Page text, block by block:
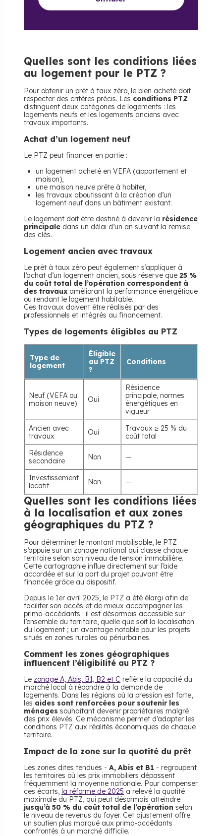
Quelles sont les conditions liées
au logement pour le PTZ ?
Pour obtenir un prêt à taux zéro, le bien acheté doit
respecter des critères précis. Les conditions PTZ
distinguent deux catégories de logements : les
logements neufs et les logements anciens avec
travaux importants.
Achat d’un logement neuf
Le PTZ peut financer en partie :
un logement acheté en VEFA (appartement et
maison),
une maison neuve prête à habiter,
les travaux aboutissant à la création d’un
logement neuf dans un bâtiment existant.
Le logement doit être destiné à devenir la résidence
principale dans un délai d’un an suivant la remise
des clés.
Logement ancien avec travaux
Le prêt à taux zéro peut également s’appliquer à
l’achat d’un logement ancien, sous réserve que 25 %
du coût total de l’opération correspondent à
des travaux améliorant la performance énergétique
ou rendant le logement habitable.
Ces travaux doivent être réalisés par des
professionnels et intégrés au financement.
Types de logements éligibles au PTZ
Type de
logement
Éligible
au PTZ
?
Conditions
Neuf (VEFA ou
maison neuve)
Oui
Résidence
principale, normes
énergétiques en
vigueur
Ancien avec
travaux
Oui
Travaux ≥ 25 % du
coût total
Résidence
secondaire
Non —
Investissement
locatif
Non —
Quelles sont les conditions liées
à la localisation et aux zones
géographiques du PTZ ?
Pour déterminer le montant mobilisable, le PTZ
s’appuie sur un zonage national qui classe chaque
territoire selon son niveau de tension immobilière.
Cette cartographie influe directement sur l’aide
accordée et sur la part du projet pouvant être
financée grâce au dispositif.
Depuis le 1er avril 2025, le PTZ a été élargi afin de
faciliter son accès et de mieux accompagner les
primo-accédants : il est désormais accessible sur
l’ensemble du territoire, quelle que soit la localisation
du logement ; un avantage notable pour les projets
situés en zones rurales ou périurbaines.
Comment les zones géographiques
influencent l’éligibilité au PTZ ?
Le zonage A, Abis, B1, B2 et C reflète la capacité du
marché local à répondre à la demande de
logements. Dans les régions où la pression est forte,
les aides sont renforcées pour soutenir les
ménages souhaitant devenir propriétaires malgré
des prix élevés. Ce mécanisme permet d’adapter les
conditions PTZ aux réalités économiques de chaque
territoire.
Impact de la zone sur la quotité du prêt
Les zones dites tendues - A, Abis et B1 - regroupent
les territoires où les prix immobiliers dépassent
fréquemment la moyenne nationale. Pour compenser
ces écarts, la réforme de 2025 a relevé la quotité
maximale du PTZ, qui peut désormais atteindre
jusqu’à 50 % du coût total de l’opération selon
le niveau de revenus du foyer. Cet ajustement offre
un soutien plus marqué aux primo-accédants
confrontés à un marché difficile.